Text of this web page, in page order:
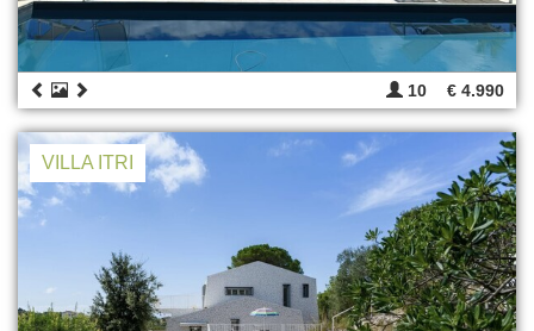
10 € 4.990
VILLA ITRI